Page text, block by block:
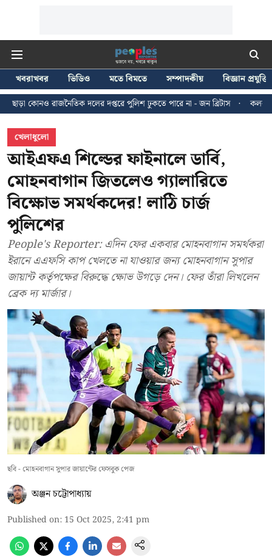
খবরাখবর ভিডিও মতে বিমতে সম্পাদকীয়
বিজ্ঞান প্রযুক্তি
দলের দপ্তরে পুলিশ ঢুকতে পারে না - জন ব্রিটাস
কলকাতায় ২৪ জুলাইয়ের
খেলাধুলো
আইএফএ শিল্ডের ফাইনালে ডার্বি,
মোহনবাগান জিতলেও গ্যালারিতে
বিক্ষোভ সমর্থকদের! লাঠি চার্জ
পুলিশের
People's Reporter: এদিন ফের একবার মোহনবাগান সমর্থকরা
ইরানে এএফসি কাপ খেলতে না যাওয়ার জন্য মোহনবাগান সুপার
জায়ান্ট কর্তৃপক্ষের বিরুদ্ধে ক্ষোভ উগড়ে দেন। ফের তাঁরা লিখলেন
ব্রেক দ্য মার্জার।
ছবি - মোহনবাগান সুপার জায়ান্টের ফেসবুক পেজ
অঞ্জন চট্টোপাধ্যায়
Published on: 15 Oct 2025, 2:41 pm